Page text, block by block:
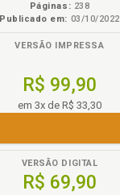
Páginas: 238
Publicado em: 03/10/2022
VERSÃO IMPRESSA
R$ 99,90
em 3x de R$ 33,30
VERSÃO DIGITAL
R$ 69,90